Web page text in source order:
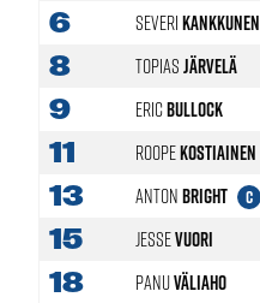
6 SeveriKankkunen
8 TopiasJärvelä
9 EricBullock
11 RoopeKostiainen
13 AntonBright C
15 JesseVuori
18 PanuVäliaho